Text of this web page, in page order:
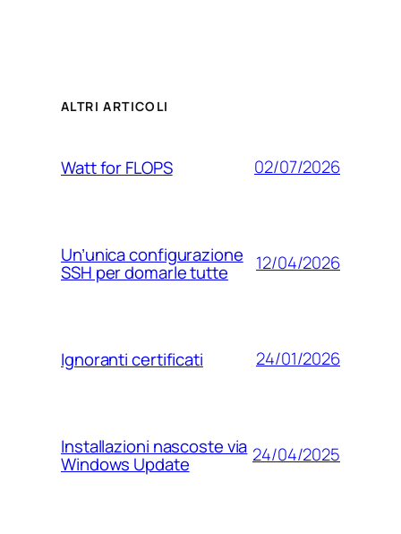
ALTRI ARTICOLI
Watt for FLOPS 02/07/2026
Un’unica configurazione
SSH per domarle tutte 12/04/2026
Ignoranti certificati 24/01/2026
Installazioni nascoste via
Windows Update 24/04/2025